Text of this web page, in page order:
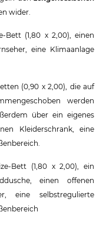
wider.
Bett (1,80 x 2,00), einen
eine Klimaanlage
(0,90 x 2,00), die auf
werden
über ein eigenes
Kleiderschrank, eine
Bett (1,80 x 2,00), ein
einen offenen
eine selbstregulierte